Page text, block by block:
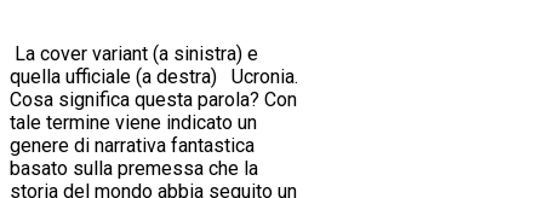
La cover variant (a sinistra) e
quella ufficiale (a destra) Ucronia.
Cosa significa questa parola? Con
tale termine viene indicato un
genere di narrativa fantastica
basato sulla premessa che la
storia del mondo abbia seguito un